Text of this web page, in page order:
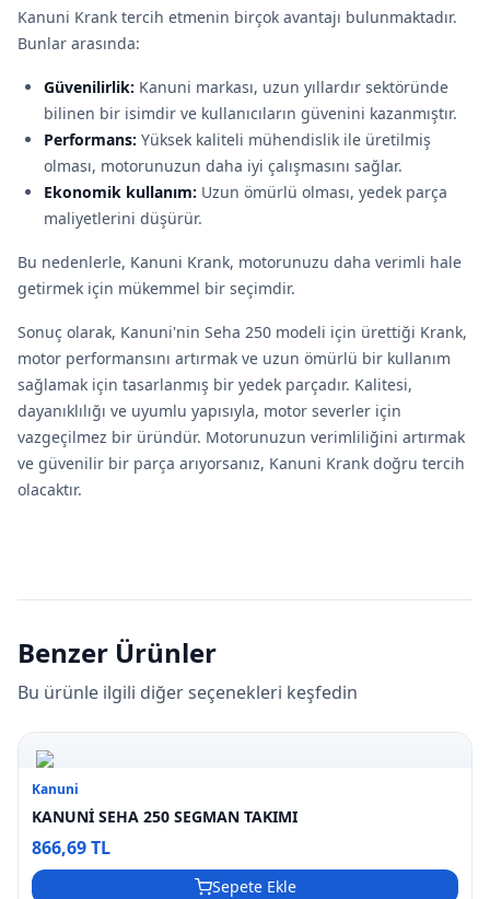
Kanuni Krank tercih etmenin birçok avantajı bulunmaktadır.
Bunlar arasında:
Güvenilirlik: Kanuni markası, uzun yıllardır sektöründe
bilinen bir isimdir ve kullanıcıların güvenini kazanmıştır.
Performans: Yüksek kaliteli mühendislik ile üretilmiş
olması, motorunuzun daha iyi çalışmasını sağlar.
Ekonomik kullanım: Uzun ömürlü olması, yedek parça
maliyetlerini düşürür.
Bu nedenlerle, Kanuni Krank, motorunuzu daha verimli hale
getirmek için mükemmel bir seçimdir.
Sonuç olarak, Kanuni'nin Seha 250 modeli için ürettiği Krank,
motor performansını artırmak ve uzun ömürlü bir kullanım
sağlamak için tasarlanmış bir yedek parçadır. Kalitesi,
dayanıklılığı ve uyumlu yapısıyla, motor severler için
vazgeçilmez bir üründür. Motorunuzun verimliliğini artırmak
ve güvenilir bir parça arıyorsanız, Kanuni Krank doğru tercih
olacaktır.
Benzer Ürünler
Bu ürünle ilgili diğer seçenekleri keşfedin
Kanuni
KANUNİ SEHA 250 SEGMAN TAKIMI
866,69 TL
Sepete Ekle